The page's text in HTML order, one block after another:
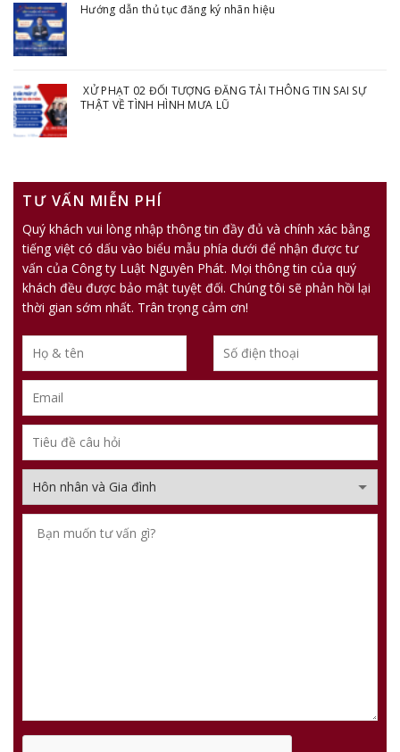
Hướng dẫn thủ tục đăng ký nhãn hiệu
XỬ PHẠT 02 ĐỐI TƯỢNG ĐĂNG TẢI THÔNG TIN SAI SỰ
THẬT VỀ TÌNH HÌNH MƯA LŨ
TƯ VẤN MIỄN PHÍ
Quý khách vui lòng nhập thông tin đầy đủ và chính xác bằng
tiếng việt có dấu vào biểu mẫu phía dưới để nhận được tư
vấn của Công ty Luật Nguyên Phát. Mọi thông tin của quý
khách đều được bảo mật tuyệt đối. Chúng tôi sẽ phản hồi lại
thời gian sớm nhất. Trân trọng cảm ơn!